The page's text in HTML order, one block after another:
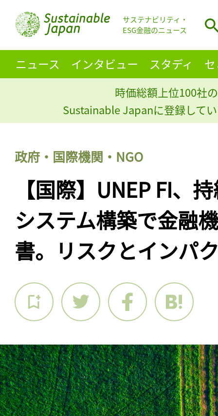
サステナビリティ・
ESG金融のニュース
ニュース インタビュー スタディ
時価総額上位100社
Sustainable Japanに登録して
政府・国際機関・NGO
【国際】UNEP FI、
システム構築で金融
書。リスクとインパ